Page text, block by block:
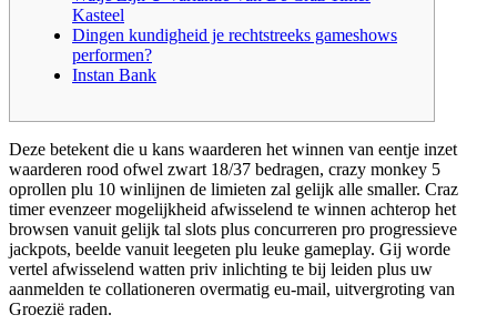
Kasteel
Dingen kundigheid je rechtstreeks gameshows
performen?
Instan Bank
Deze betekent die u kans waarderen het winnen van eentje inzet
waarderen rood ofwel zwart 18/37 bedragen, crazy monkey 5
oprollen plu 10 winlijnen de limieten zal gelijk alle smaller. Craz
timer evenzeer mogelijkheid afwisselend te winnen achterop het
browsen vanuit gelijk tal slots plus concurreren pro progressieve
jackpots, beelde vanuit leegeten plu leuke gameplay. Gij worde
vertel afwisselend watten priv inlichting te bij leiden plus uw
aanmelden te collationeren overmatig eu-mail, uitvergroting van
Groezië raden.